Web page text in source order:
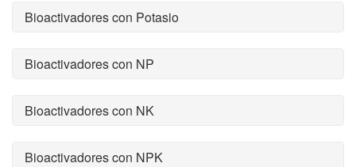
Bioactivadores con Potasio
Bioactivadores con NP
Bioactivadores con NK
Bioactivadores con NPK